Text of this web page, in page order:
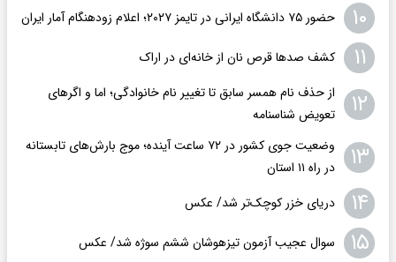
۱۰ حضور ۷۵ دانشگاه ایرانی در تایمز ۲۰۲۷؛ اعلام زودهنگام آمار ایران
۱۱ کشف صدها قرص نان از خانه‌ای در اراک
۱۲
از حذف نام همسر سابق تا تغییر نام خانوادگی؛ اما و اگرهای
تعویض شناسنامه
۱۳
وضعیت جوی کشور در ۷۲ ساعت آینده؛ موج بارش‌های تابستانه
در راه ۱۱ استان
۱۴ دریای خزر کوچک‌تر شد/ عکس
۱۵ سوال عجیب آزمون تیزهوشان ششم سوژه شد/ عکس